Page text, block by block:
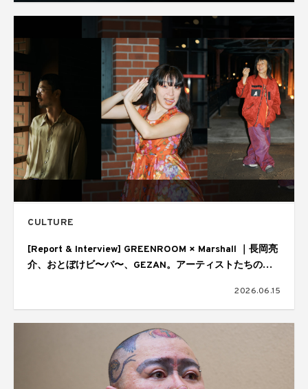
CULTURE
[Report & Interview] GREENROOM × Marshall ｜長岡亮
介、おとぼけビ〜バ〜、GEZAN。アーティストたちの音
2026.06.15